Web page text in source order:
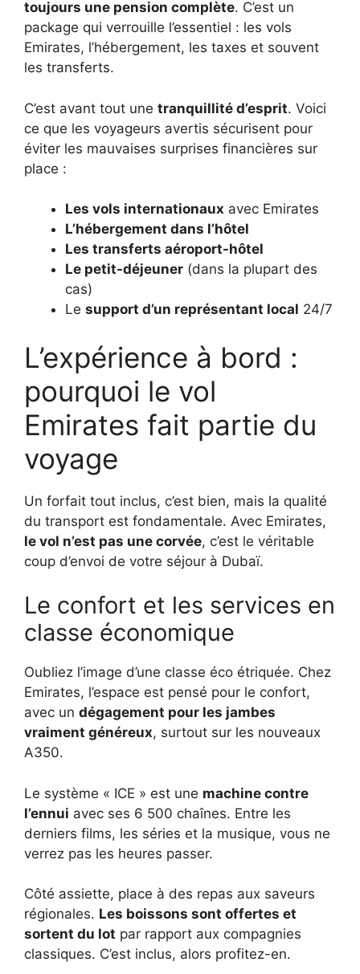
toujours une pension complète. C’est un
package qui verrouille l’essentiel : les vols
Emirates, l’hébergement, les taxes et souvent
les transferts.
C’est avant tout une tranquillité d’esprit. Voici
ce que les voyageurs avertis sécurisent pour
éviter les mauvaises surprises financières sur
place :
Les vols internationaux avec Emirates
L’hébergement dans l’hôtel
Les transferts aéroport-hôtel
Le petit-déjeuner (dans la plupart des
cas)
Le support d’un représentant local 24/7
L’expérience à bord :
pourquoi le vol
Emirates fait partie du
voyage
Un forfait tout inclus, c’est bien, mais la qualité
du transport est fondamentale. Avec Emirates,
le vol n’est pas une corvée, c’est le véritable
coup d’envoi de votre séjour à Dubaï.
Le confort et les services en
classe économique
Oubliez l’image d’une classe éco étriquée. Chez
Emirates, l’espace est pensé pour le confort,
avec un dégagement pour les jambes
vraiment généreux, surtout sur les nouveaux
A350.
Le système « ICE » est une machine contre
l’ennui avec ses 6 500 chaînes. Entre les
derniers films, les séries et la musique, vous ne
verrez pas les heures passer.
Côté assiette, place à des repas aux saveurs
régionales. Les boissons sont offertes et
sortent du lot par rapport aux compagnies
classiques. C’est inclus, alors profitez-en.